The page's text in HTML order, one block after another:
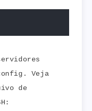
Veja
de